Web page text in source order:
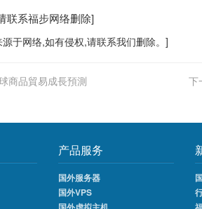
联系福步网络删除]
于网络,如有侵权,请联系我们删除。]
商品貿易成長預測 下
产品服务
国外服务器
国外VPS